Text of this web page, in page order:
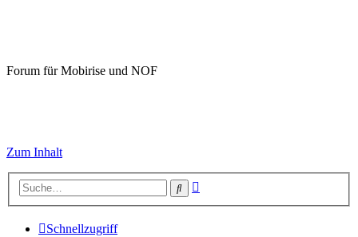
Forum für Mobirise und NOF
Zum Inhalt
Suche
Schnellzugriff